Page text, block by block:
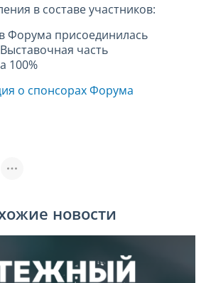
в составе участников:
Форума присоединилась
часть
100%
о спонсорах Форума
новости